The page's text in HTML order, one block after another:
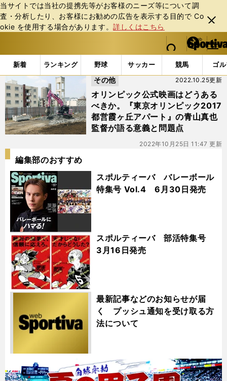
当サイトでは当社の提携先等がお客様のニーズ等について調
査・分析したり、お客様にお勧めの広告を表⽰する⽬的で Co
okie を使⽤する場合があります。詳しくはこちら
閉じ
る
web Sportiva (webスポルティーバ)
検索
マイペ
ー
ジ
メニュ
新着 ランキング 野球 サッカー 競馬 ゴ
b
ス
ポ
ル
テ
ィ
ー
バ
「#霞ヶ丘アパート」の最新ニュース・ 情報
オリンピック公式映画はどうある
べきか。『東京オリンピック2017
都営霞ヶ丘アパート』の青山真也
監督が語る意義と問題点
2022.10.25更新
その他
2022年10月25日 11:47 更新
編集部のおすすめ
スポルティーバ バレーボール
特集号 Vol.4 6月30日発売
スポルティーバ 部活特集号
3月16日発売
最新記事などのお知らせが届
く プッシュ通知を受け取る方
法について